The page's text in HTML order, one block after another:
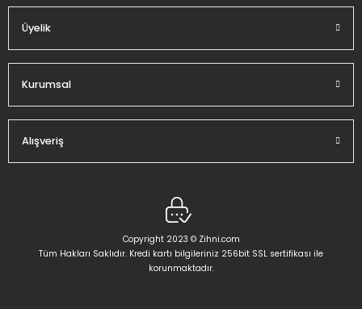
Üyelik
Kurumsal
Alışveriş
Copyright 2023 © Zihni.com
Tüm Hakları Saklıdır. Kredi kartı bilgileriniz 256bit SSL sertifikası ile
korunmaktadır.